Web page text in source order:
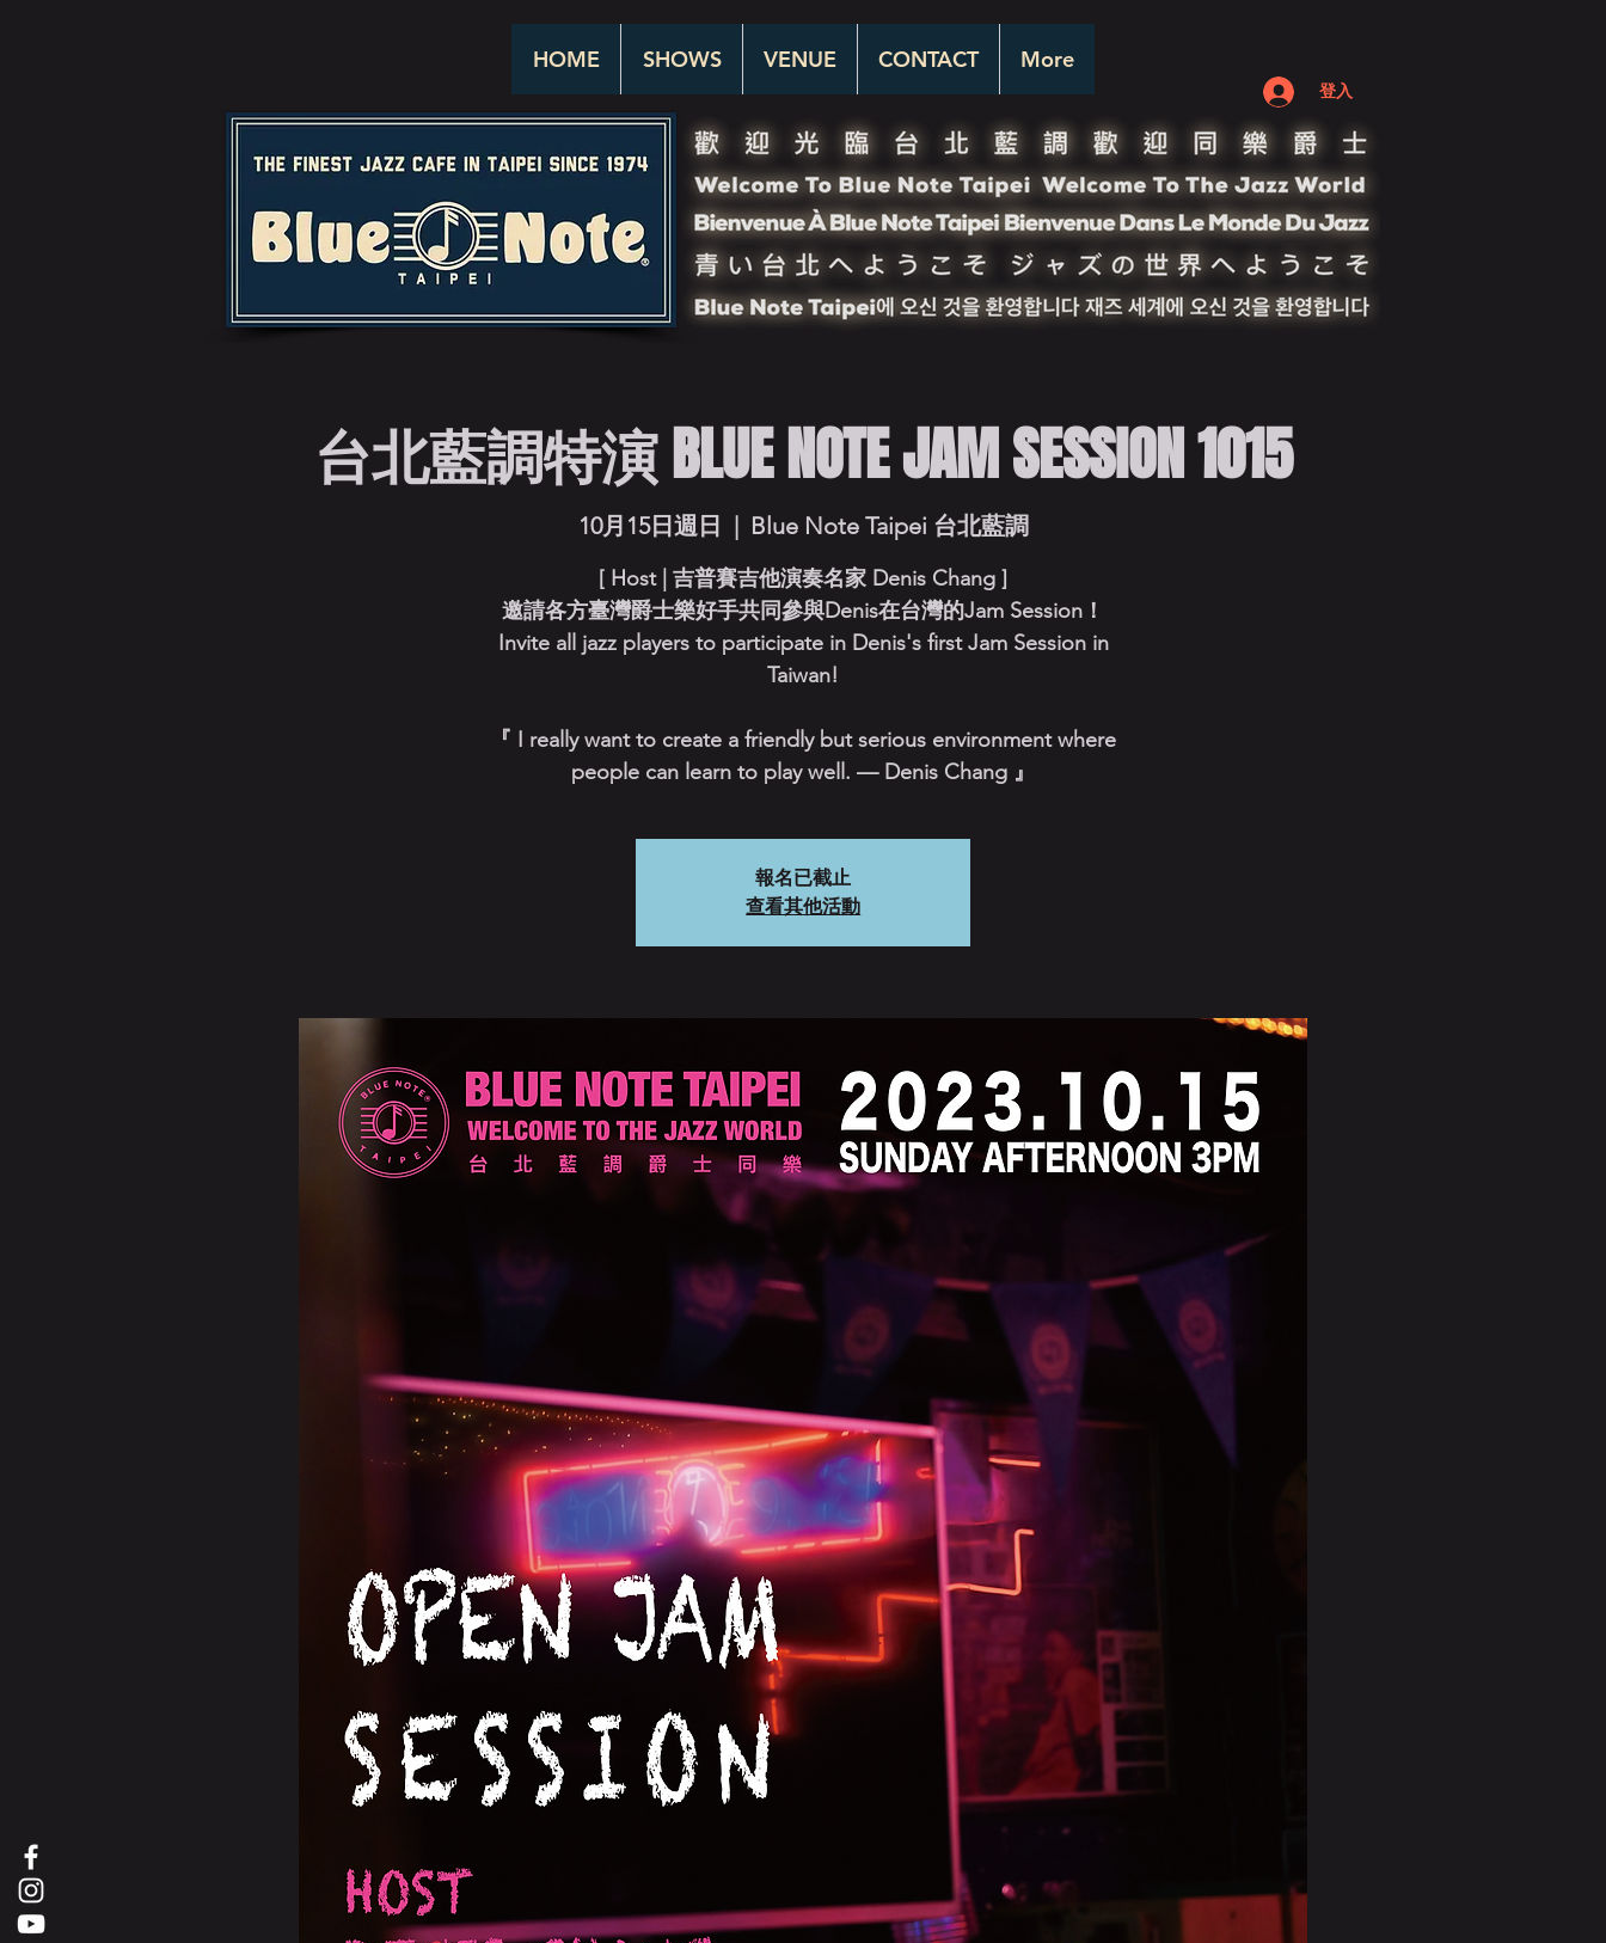
HOME SHOWS VENUE CONTACT More
登入
台北藍調特演 BLUE NOTE JAM SESSION 1015
10月15日週日
  |
Blue Note Taipei 台北藍調
[ Host | 吉普賽吉他演奏名家 Denis Chang ]
邀請各方臺灣爵士樂好手共同參與Denis在台灣的Jam Session！
Invite all jazz players to participate in Denis's first Jam Session in
Taiwan!
『 I really want to create a friendly but serious environment where
people can learn to play well. — Denis Chang 』
報名已截止
查看其他活動